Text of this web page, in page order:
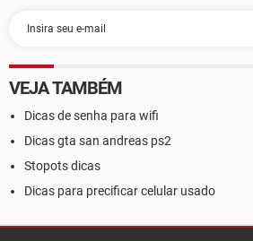
VEJA TAMBÉM
Dicas de senha para wifi
Dicas gta san andreas ps2
Stopots dicas
Dicas para precificar celular usado